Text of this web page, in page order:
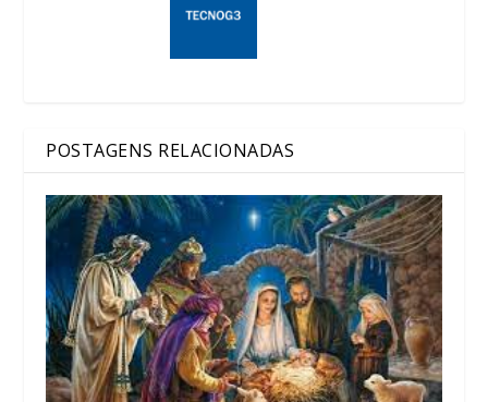
POSTAGENS RELACIONADAS